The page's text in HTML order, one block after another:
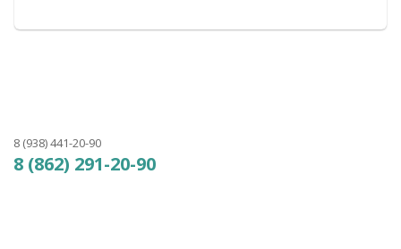
8 (938) 441-20-90
8 (862) 291-20-90